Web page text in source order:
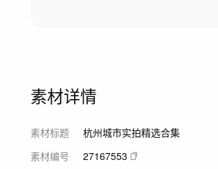
素材详情
素材标题
杭州城市实拍精选合集
素材编号
27167553